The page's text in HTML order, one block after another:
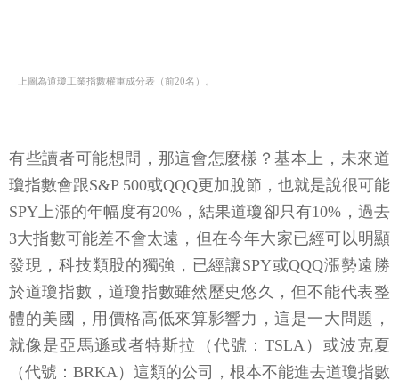
上圖為道瓊工業指數權重成分表（前20名）。
有些讀者可能想問，那這會怎麼樣？基本上，未來道
瓊指數會跟S&P 500或QQQ更加脫節，也就是說很可能
SPY上漲的年幅度有20%，結果道瓊卻只有10%，過去
3大指數可能差不會太遠，但在今年大家已經可以明顯
發現，科技類股的獨強，已經讓SPY或QQQ漲勢遠勝
於道瓊指數，道瓊指數雖然歷史悠久，但不能代表整
體的美國，用價格高低來算影響力，這是一大問題，
就像是亞馬遜或者特斯拉（代號：TSLA）或波克夏
（代號：BRKA）這類的公司，根本不能進去道瓊指數